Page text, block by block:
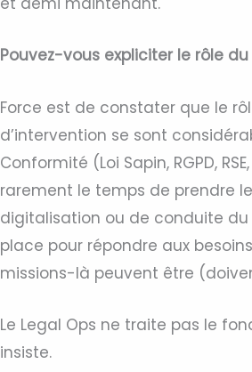
Pouvez-vous expliciter le rôle du
Force est de constater que le
d’intervention se sont
Conformité (Loi Sapin, RGPD,
rarement le temps de prendre
digitalisation ou de conduite
place pour répondre aux
missions-là peuvent être
Le Legal Ops ne traite pas le
insiste.